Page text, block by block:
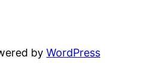
by WordPress